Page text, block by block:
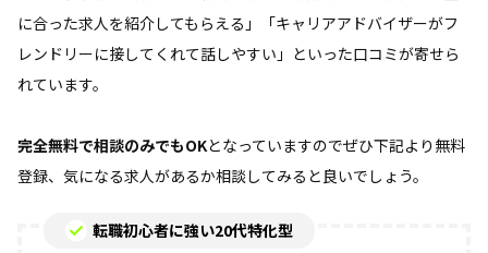
に合った求人を紹介してもらえる」「キャリアアドバイザーがフ
レンドリーに接してくれて話しやすい」といった口コミが寄せら
れています。
完全無料で相談のみでもOKとなっていますのでぜひ下記より無料
登録、気になる求人があるか相談してみると良いでしょう。
転職初心者に強い20代特化型